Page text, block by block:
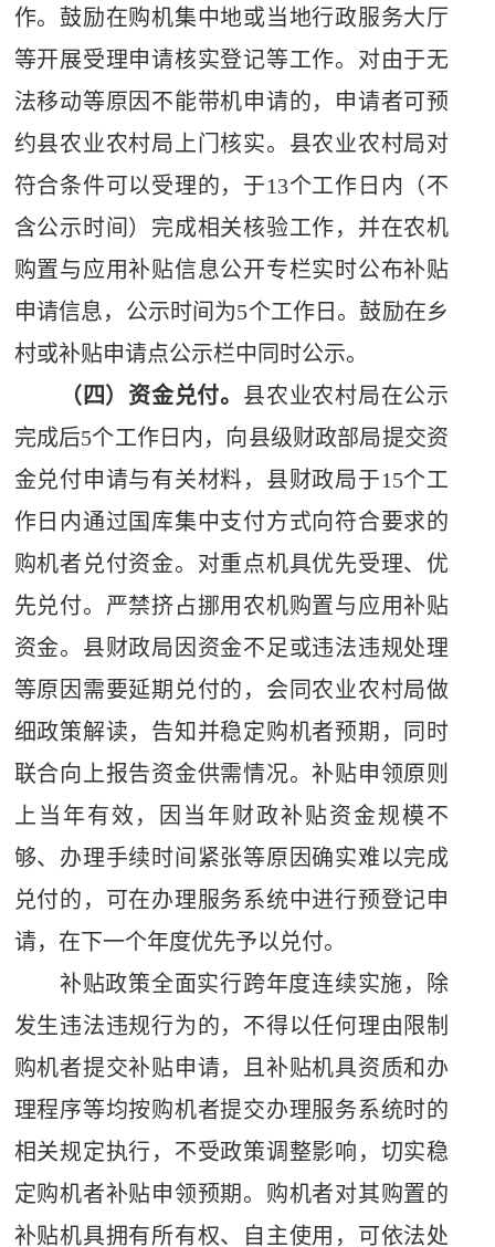
作。鼓励在购机集中地或当地行政服务大厅
等开展受理申请核实登记等工作。对由于无
法移动等原因不能带机申请的，申请者可预
约县农业农村局上门核实。县农业农村局对
符合条件可以受理的，于13个工作日内（不
含公示时间）完成相关核验工作，并在农机
购置与应用补贴信息公开专栏实时公布补贴
申请信息，公示时间为5个工作日。鼓励在乡
村或补贴申请点公示栏中同时公示。
（四）资金兑付。 县农业农村局在公示
完成后5个工作日内，向县级财政部局提交资
金兑付申请与有关材料，县财政局于15个工
作日内通过国库集中支付方式向符合要求的
购机者兑付资金。对重点机具优先受理、优
先兑付。严禁挤占挪用农机购置与应用补贴
资金。县财政局因资金不足或违法违规处理
等原因需要延期兑付的，会同农业农村局做
细政策解读，告知并稳定购机者预期，同时
联合向上报告资金供需情况。补贴申领原则
上当年有效，因当年财政补贴资金规模不
够、办理手续时间紧张等原因确实难以完成
兑付的，可在办理服务系统中进行预登记申
请，在下一个年度优先予以兑付。
补贴政策全面实行跨年度连续实施，除
发生违法违规行为的，不得以任何理由限制
购机者提交补贴申请，且补贴机具资质和办
理程序等均按购机者提交办理服务系统时的
相关规定执行，不受政策调整影响，切实稳
定购机者补贴申领预期。购机者对其购置的
补贴机具拥有所有权、自主使用，可依法处